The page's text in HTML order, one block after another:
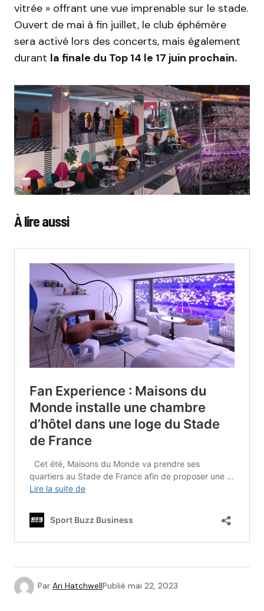
vitrée » offrant une vue imprenable sur le stade.
Ouvert de mai à fin juillet, le club éphémère
sera activé lors des concerts, mais également
durant la finale du Top 14 le 17 juin prochain.
À lire aussi
Par Ari HatchwellPublié mai 22, 2023